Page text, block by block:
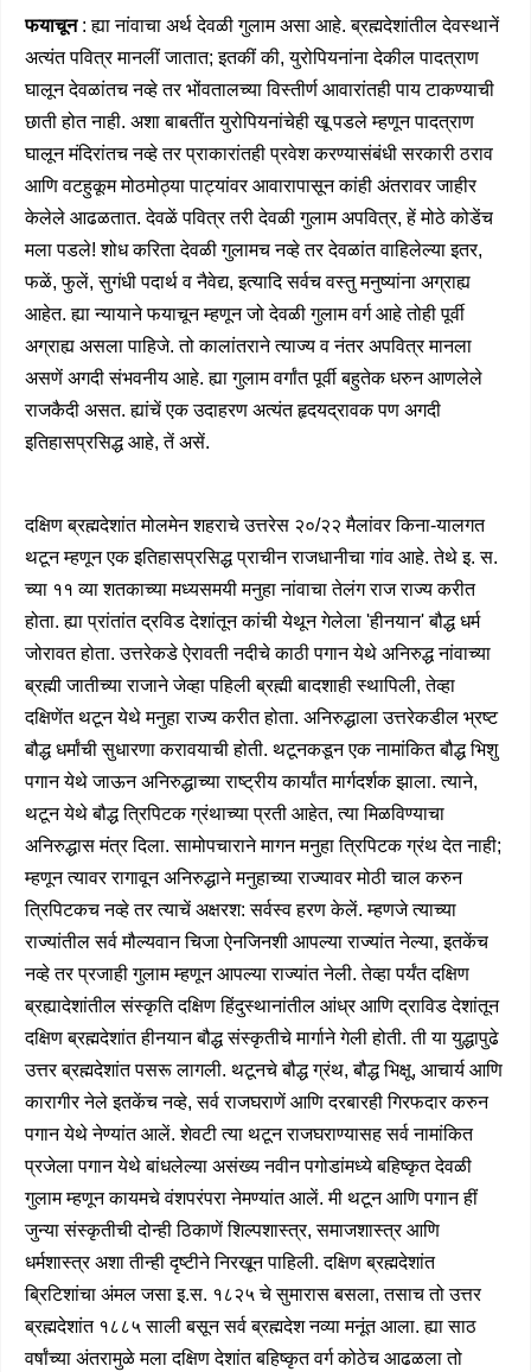
फयाचून: ह्या नांवाचा अर्थ देवळी गुलाम असा आहे. ब्रह्मदेशांतील देवस्थानें
अत्यंत पवित्र मानलीं जातात; इतकीं की, युरोपियनांना देकील पादत्राण
घालून देवळांतच नव्हे तर भोंवतालच्या विस्तीर्ण आवारांतही पाय टाकण्याची
छाती होत नाही. अशा बाबतींत युरोपियनांचेही खू पडले म्हणून पादत्राण
घालून मंदिरांतच नव्हे तर प्राकारांतही प्रवेश करण्यासंबंधी सरकारी ठराव
आणि वटहुकूम मोठमोठ्या पाट्यांवर आवारापासून कांही अंतरावर जाहीर
केलेले आढळतात. देवळें पवित्र तरी देवळी गुलाम अपवित्र, हें मोठे कोडेंच
मला पडले! शोध करिता देवळी गुलामच नव्हे तर देवळांत वाहिलेल्या इतर,
फळें, फुलें, सुगंधी पदार्थ व नैवेद्य, इत्यादि सर्वच वस्तु मनुष्यांना अग्राह्य
आहेत. ह्या न्यायाने फयाचून म्हणून जो देवळी गुलाम वर्ग आहे तोही पूर्वी
अग्राह्य असला पाहिजे. तो कालांतराने त्याज्य व नंतर अपवित्र मानला
असणें अगदी संभवनीय आहे. ह्या गुलाम वर्गांत पूर्वी बहुतेक धरुन आणलेले
राजकैदी असत. ह्यांचें एक उदाहरण अत्यंत हृदयद्रावक पण अगदी
इतिहासप्रसिद्ध आहे, तें असें.
दक्षिण ब्रह्मदेशांत मोलमेन शहराचे उत्तरेस २०/२२ मैलांवर किना-यालगत
थटून म्हणून एक इतिहासप्रसिद्ध प्राचीन राजधानीचा गांव आहे. तेथे इ. स.
च्या ११ व्या शतकाच्या मध्यसमयी मनुहा नांवाचा तेलंग राज राज्य करीत
होता. ह्या प्रांतांत द्रविड देशांतून कांची येथून गेलेला 'हीनयान' बौद्ध धर्म
जोरावत होता. उत्तरेकडे ऐरावती नदीचे काठी पगान येथे अनिरुद्ध नांवाच्या
ब्रह्मी जातीच्या राजाने जेव्हा पहिली ब्रह्मी बादशाही स्थापिली, तेव्हा
दक्षिणेंत थटून येथे मनुहा राज्य करीत होता. अनिरुद्धाला उत्तरेकडील भ्रष्ट
बौद्ध धर्मांची सुधारणा करावयाची होती. थटूनकडून एक नामांकित बौद्ध भिशु
पगान येथे जाऊन अनिरुद्धाच्या राष्ट्रीय कार्यांत मार्गदर्शक झाला. त्याने,
थटून येथे बौद्ध त्रिपिटक ग्रंथाच्या प्रती आहेत, त्या मिळविण्याचा
अनिरुद्धास मंत्र दिला. सामोपचाराने मागन मनुहा त्रिपिटक ग्रंथ देत नाही;
म्हणून त्यावर रागावून अनिरुद्धाने मनुहाच्या राज्यावर मोठी चाल करुन
त्रिपिटकच नव्हे तर त्याचें अक्षरश: सर्वस्व हरण केलें. म्हणजे त्याच्या
राज्यांतील सर्व मौल्यवान चिजा ऐनजिनशी आपल्या राज्यांत नेल्या, इतकेंच
नव्हे तर प्रजाही गुलाम म्हणून आपल्या राज्यांत नेली. तेव्हा पर्यंत दक्षिण
ब्रह्यादेशांतील संस्कृति दक्षिण हिंदुस्थानांतील आंध्र आणि द्राविड देशांतून
दक्षिण ब्रह्मदेशांत हीनयान बौद्ध संस्कृतीचे मार्गाने गेली होती. ती या युद्धापुढे
उत्तर ब्रह्मदेशांत पसरू लागली. थटूनचे बौद्ध ग्रंथ, बौद्ध भिक्षू, आचार्य आणि
कारागीर नेले इतकेंच नव्हे, सर्व राजघराणें आणि दरबारही गिरफदार करुन
पगान येथे नेण्यांत आलें. शेवटी त्या थटून राजघराण्यासह सर्व नामांकित
प्रजेला पगान येथे बांधलेल्या असंख्य नवीन पगोडांमध्ये बहिष्कृत देवळी
गुलाम म्हणून कायमचे वंशपरंपरा नेमण्यांत आलें. मी थटून आणि पगान हीं
जुन्या संस्कृतीची दोन्ही ठिकाणें शिल्पशास्त्र, समाजशास्त्र आणि
धर्मशास्त्र अशा तीन्ही दृष्टीने निरखून पाहिली. दक्षिण ब्रह्मदेशांत
ब्रिटिशांचा अंमल जसा इ.स. १८२५ चे सुमारास बसला, तसाच तो उत्तर
ब्रह्मदेशांत १८८५ साली बसून सर्व ब्रह्मदेश नव्या मनूंत आला. ह्या साठ
वर्षांच्या अंतरामुळे मला दक्षिण देशांत बहिष्कृत वर्ग कोठेच आढळला तो